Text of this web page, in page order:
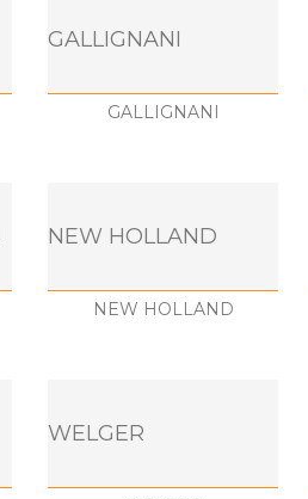
GALLIGNANI
GALLIGNANI
NEW HOLLAND
NEW HOLLAND
WELGER